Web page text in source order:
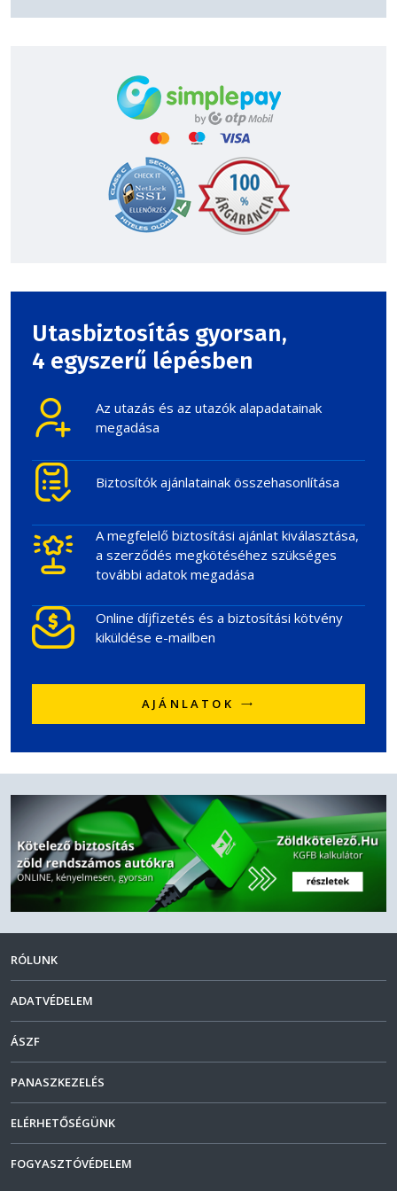
Utasbiztosítás gyorsan,
4 egyszerű lépésben
Az utazás és az utazók alapadatainak
megadása
Biztosítók ajánlatainak összehasonlítása
A megfelelő biztosítási ajánlat kiválasztása,
a szerződés megkötéséhez szükséges
további adatok megadása
Online díjfizetés és a biztosítási kötvény
kiküldése e-mailben
AJÁNLATOK
RÓLUNK
ADATVÉDELEM
ÁSZF
PANASZKEZELÉS
ELÉRHETŐSÉGÜNK
FOGYASZTÓVÉDELEM